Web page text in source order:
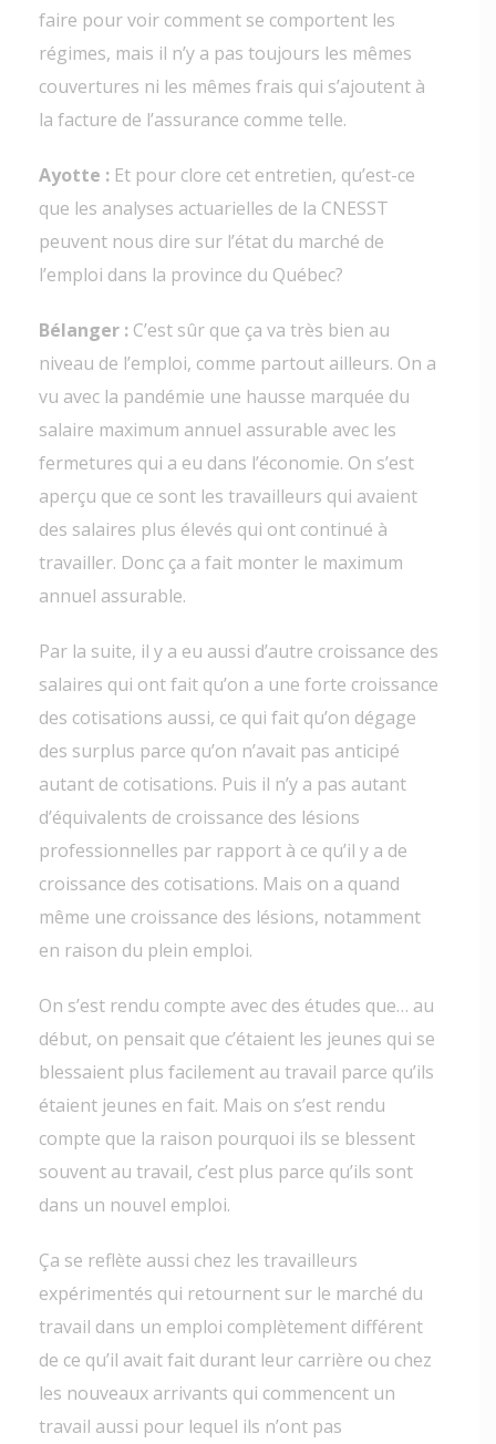
faire pour voir comment se comportent les
régimes, mais il n’y a pas toujours les mêmes
couvertures ni les mêmes frais qui s’ajoutent à
la facture de l’assurance comme telle.
Ayotte : Et pour clore cet entretien, qu’est-ce
que les analyses actuarielles de la CNESST
peuvent nous dire sur l’état du marché de
l’emploi dans la province du Québec?
Bélanger : C’est sûr que ça va très bien au
niveau de l’emploi, comme partout ailleurs. On a
vu avec la pandémie une hausse marquée du
salaire maximum annuel assurable avec les
fermetures qui a eu dans l’économie. On s’est
aperçu que ce sont les travailleurs qui avaient
des salaires plus élevés qui ont continué à
travailler. Donc ça a fait monter le maximum
annuel assurable.
Par la suite, il y a eu aussi d’autre croissance des
salaires qui ont fait qu’on a une forte croissance
des cotisations aussi, ce qui fait qu’on dégage
des surplus parce qu’on n’avait pas anticipé
autant de cotisations. Puis il n’y a pas autant
d’équivalents de croissance des lésions
professionnelles par rapport à ce qu’il y a de
croissance des cotisations. Mais on a quand
même une croissance des lésions, notamment
en raison du plein emploi.
On s’est rendu compte avec des études que… au
début, on pensait que c’étaient les jeunes qui se
blessaient plus facilement au travail parce qu’ils
étaient jeunes en fait. Mais on s’est rendu
compte que la raison pourquoi ils se blessent
souvent au travail, c’est plus parce qu’ils sont
dans un nouvel emploi.
Ça se reflète aussi chez les travailleurs
expérimentés qui retournent sur le marché du
travail dans un emploi complètement différent
de ce qu’il avait fait durant leur carrière ou chez
les nouveaux arrivants qui commencent un
travail aussi pour lequel ils n’ont pas